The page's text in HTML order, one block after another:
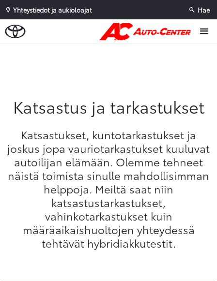
Yhteystiedot ja aukioloajat Hae
Katsastus ja tarkastukset
Katsastukset, kuntotarkastukset ja
joskus jopa vauriotarkastukset kuuluvat
autoilijan elämään. Olemme tehneet
näistä toimista sinulle mahdollisimman
helppoja. Meiltä saat niin
katsastustarkastukset,
vahinkotarkastukset kuin
määräaikaishuoltojen yhteydessä
tehtävät hybridiakkutestit.